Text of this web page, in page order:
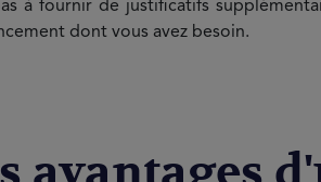
à fournir de justificatifs
dont vous avez besoin.